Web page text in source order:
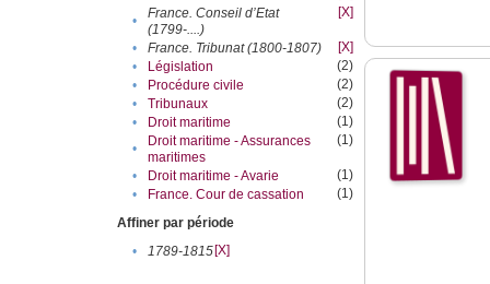
•
France. Conseil d’Etat
(1799-....)
[X]
• France. Tribunat (1800-1807)
[X]
•
Législation
(2)
•
Procédure civile
(2)
•
Tribunaux
(2)
•
Droit maritime
(1)
•
Droit maritime - Assurances
maritimes
(1)
• Droit maritime - Avarie
(1)
•
France. Cour de cassation
(1)
Affiner par période
•
1789-1815[X]